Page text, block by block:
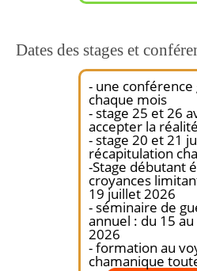
Dates des stages et
- une
chaque mois
- stage 25 et 26
accepter la réalité
- stage 20 et 21
récapitulation
-Stage débutant
croyances
19 juillet 2026
- séminaire de
annuel : du 15
2026
- formation au
chamanique